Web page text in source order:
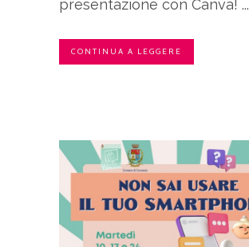
presentazione con Canva! ...
CONTINUA A LEGGERE